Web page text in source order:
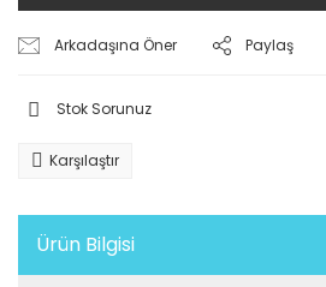
Arkadaşına Öner Paylaş
Stok Sorunuz
Karşılaştır
Ürün Bilgisi